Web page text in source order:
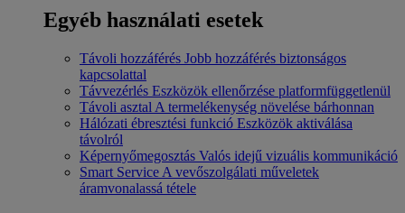
Egyéb használati esetek
Távoli hozzáférés Jobb hozzáférés biztonságos
kapcsolattal
Távvezérlés Eszközök ellenőrzése platformfüggetlenül
Távoli asztal A termelékenység növelése bárhonnan
Hálózati ébresztési funkció Eszközök aktiválása
távolról
Képernyőmegosztás Valós idejű vizuális kommunikáció
Smart Service A vevőszolgálati műveletek
áramvonalassá tétele